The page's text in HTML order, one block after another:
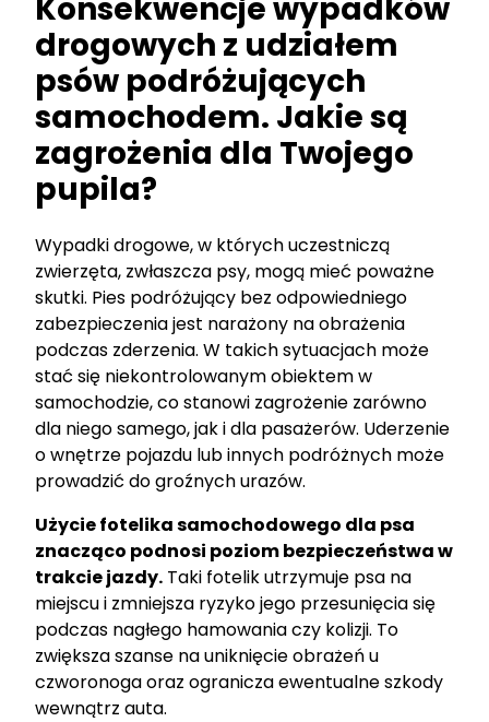
Konsekwencje wypadków
drogowych z udziałem
psów podróżujących
samochodem. Jakie są
zagrożenia dla Twojego
pupila?
Wypadki drogowe, w których uczestniczą
zwierzęta, zwłaszcza psy, mogą mieć poważne
skutki. Pies podróżujący bez odpowiedniego
zabezpieczenia jest narażony na obrażenia
podczas zderzenia. W takich sytuacjach może
stać się niekontrolowanym obiektem w
samochodzie, co stanowi zagrożenie zarówno
dla niego samego, jak i dla pasażerów. Uderzenie
o wnętrze pojazdu lub innych podróżnych może
prowadzić do groźnych urazów.
Użycie fotelika samochodowego dla psa
znacząco podnosi poziom bezpieczeństwa w
trakcie jazdy. Taki fotelik utrzymuje psa na
miejscu i zmniejsza ryzyko jego przesunięcia się
podczas nagłego hamowania czy kolizji. To
zwiększa szanse na uniknięcie obrażeń u
czworonoga oraz ogranicza ewentualne szkody
wewnątrz auta.